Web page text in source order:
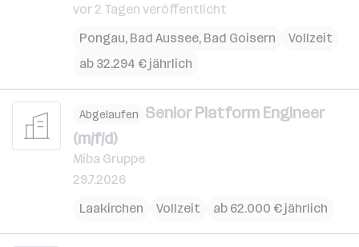
vor 2 Tagen veröffentlicht
Pongau, Bad Aussee, Bad Goisern
Vollzeit
ab 32.294 € jährlich
Abgelaufen Senior Platform Engineer
(m/f/d)
Miba Gruppe
29.7.2026
Laakirchen
Vollzeit ab 62.000 € jährlich